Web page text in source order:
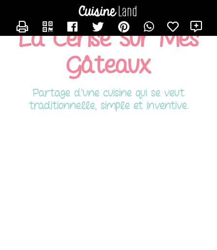
La Cerise Sur Mes
Gâteaux
Partage d'une cuisine qui se veut
traditionnelle, simple et inventive.
CONTACTER HAFIDA